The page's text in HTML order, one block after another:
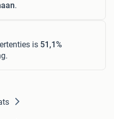
.
is 51,1%